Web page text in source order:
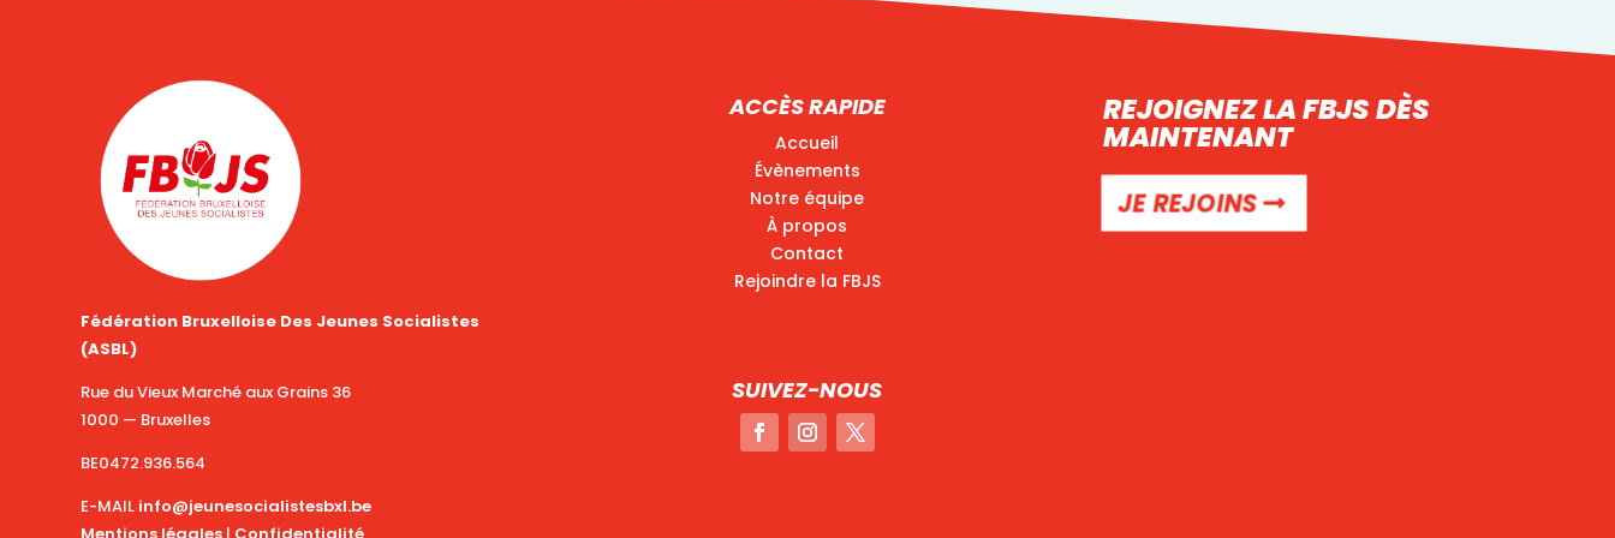
Fédération Bruxelloise Des Jeunes Socialistes
(ASBL)
Rue du Vieux Marché aux Grains 36
1000 — Bruxelles
BE0472.936.564
E-MAIL info@jeunesocialistesbxl.be
ACCÈS RAPIDE
Accueil
Évènements
Notre équipe
À propos
Contact
Rejoindre la FBJS
SUIVEZ-NOUS
REJOIGNEZ LA FBJS DÈS
MAINTENANT
JE REJOINS